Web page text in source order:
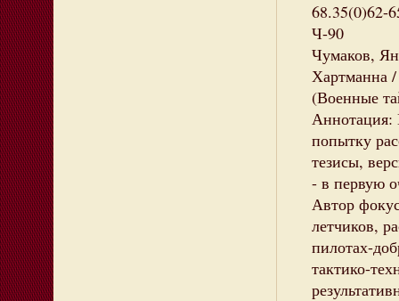
68.35(0)62-
Ч-90
Чумаков,
Хартманна
(Военные
Аннотация:
попытку
тезисы,
- в первую
Автор
летчиков,
пилотах-
тактико-